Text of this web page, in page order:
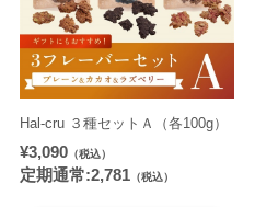
Hal-cru ３種セットＡ（各100g）
¥3,090（税込）
定期通常:2,781（税込）